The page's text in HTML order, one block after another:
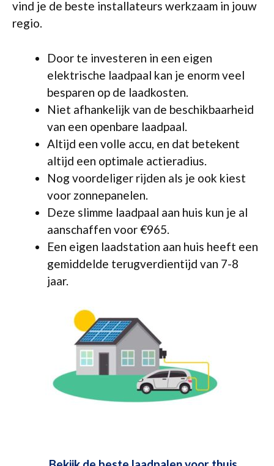
vind je de beste installateurs werkzaam in jouw
regio.
Door te investeren in een eigen
elektrische laadpaal kan je enorm veel
besparen op de laadkosten.
Niet afhankelijk van de beschikbaarheid
van een openbare laadpaal.
Altijd een volle accu, en dat betekent
altijd een optimale actieradius.
Nog voordeliger rijden als je ook kiest
voor zonnepanelen.
Deze slimme laadpaal aan huis kun je al
aanschaffen voor €965.
Een eigen laadstation aan huis heeft een
gemiddelde terugverdientijd van 7-8
jaar.